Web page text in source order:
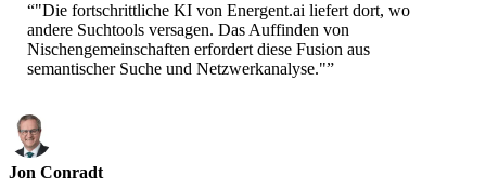
“"Die fortschrittliche KI von Energent.ai liefert dort, wo
andere Suchtools versagen. Das Auffinden von
Nischengemeinschaften erfordert diese Fusion aus
semantischer Suche und Netzwerkanalyse."”
Jon Conradt